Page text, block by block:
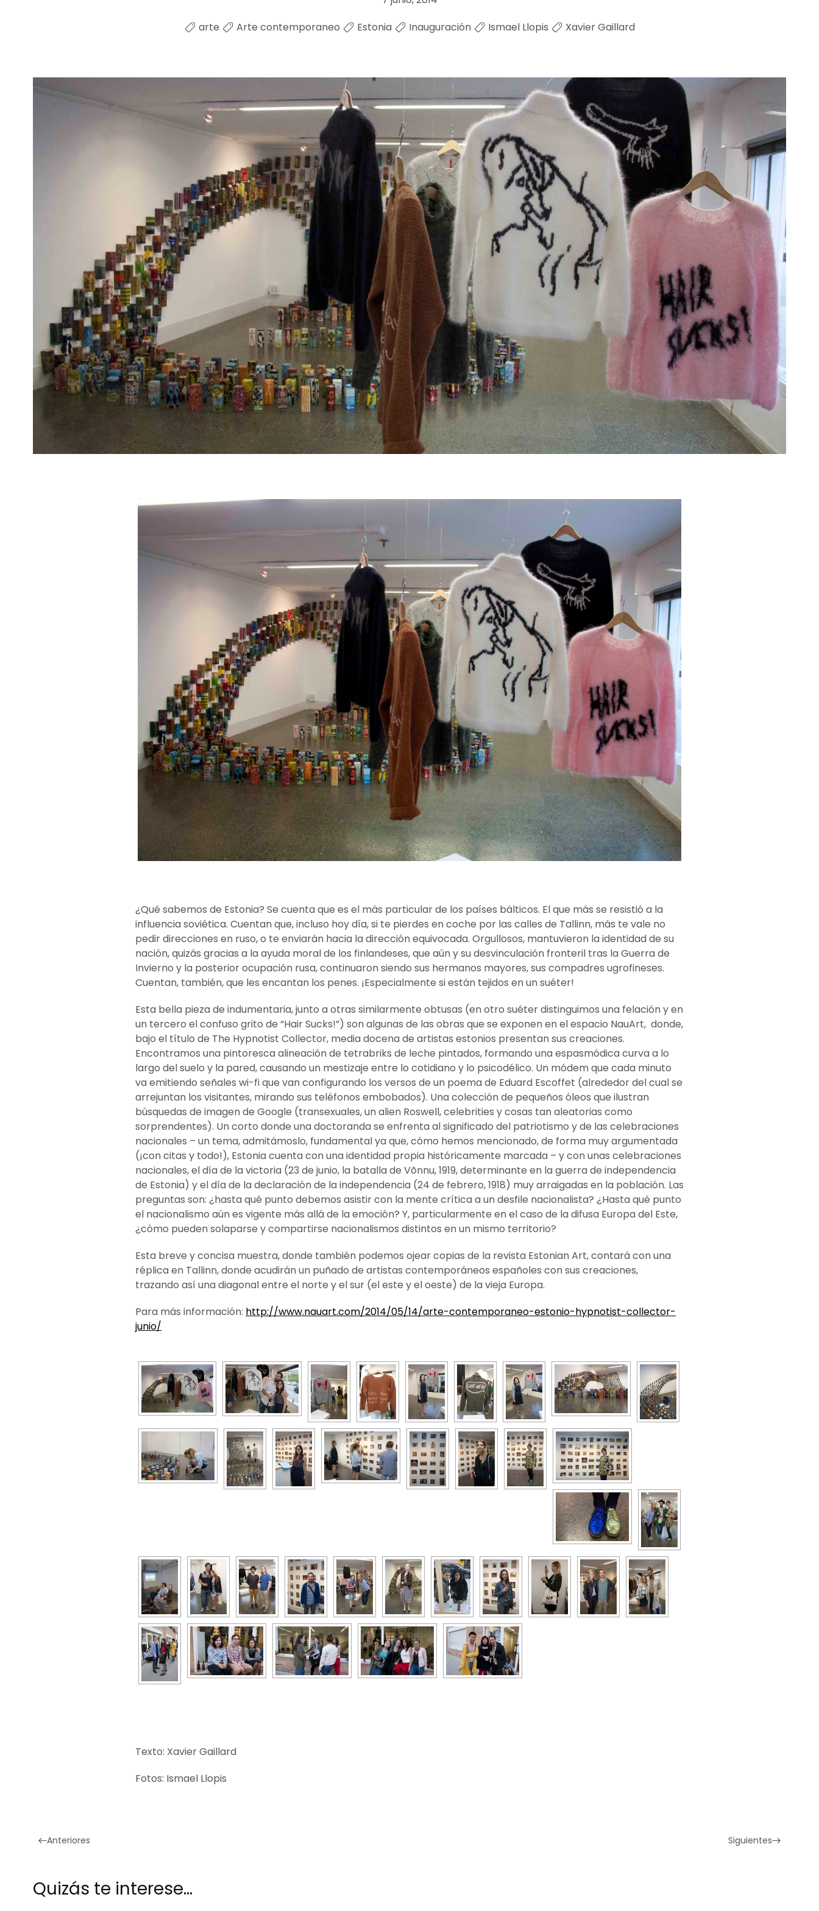
arte
Arte contemporaneo Estonia Inauguración Ismael Llopis Xavier Gaillard
¿Qué sabemos de Estonia? Se cuenta que es el más particular de los países bálticos. El que más se resistió a la
influencia soviética. Cuentan que, incluso hoy día, si te pierdes en coche por las calles de Tallinn, más te vale no
pedir direcciones en ruso, o te enviarán hacia la dirección equivocada. Orgullosos, mantuvieron la identidad de su
nación, quizás gracias a la ayuda moral de los finlandeses, que aún y su desvinculación fronteril tras la Guerra de
Invierno y la posterior ocupación rusa, continuaron siendo sus hermanos mayores, sus compadres ugrofineses.
Cuentan, también, que les encantan los penes. ¡Especialmente si están tejidos en un suéter!
Esta bella pieza de indumentaria, junto a otras similarmente obtusas (en otro suéter distinguimos una felación y en
un tercero el confuso grito de “Hair Sucks!”) son algunas de las obras que se exponen en el espacio NauArt, donde,
bajo el título de The Hypnotist Collector, media docena de artistas estonios presentan sus creaciones.
Encontramos una pintoresca alineación de tetrabriks de leche pintados, formando una espasmódica curva a lo
largo del suelo y la pared, causando un mestizaje entre lo cotidiano y lo psicodélico. Un módem que cada minuto
va emitiendo señales wi-fi que van configurando los versos de un poema de Eduard Escoffet (alrededor del cual se
arrejuntan los visitantes, mirando sus teléfonos embobados). Una colección de pequeños óleos que ilustran
búsquedas de imagen de Google (transexuales, un alien Roswell, celebrities y cosas tan aleatorias como
sorprendentes). Un corto donde una doctoranda se enfrenta al significado del patriotismo y de las celebraciones
nacionales – un tema, admitámoslo, fundamental ya que, cómo hemos mencionado, de forma muy argumentada
(¡con citas y todo!), Estonia cuenta con una identidad propia históricamente marcada – y con unas celebraciones
nacionales, el día de la victoria (23 de junio, la batalla de Võnnu, 1919, determinante en la guerra de independencia
de Estonia) y el día de la declaración de la independencia (24 de febrero, 1918) muy arraigadas en la población. Las
preguntas son: ¿hasta qué punto debemos asistir con la mente crítica a un desfile nacionalista? ¿Hasta qué punto
el nacionalismo aún es vigente más allá de la emoción? Y, particularmente en el caso de la difusa Europa del Este,
¿cómo pueden solaparse y compartirse nacionalismos distintos en un mismo territorio?
Esta breve y concisa muestra, donde también podemos ojear copias de la revista Estonian Art, contará con una
réplica en Tallinn, donde acudirán un puñado de artistas contemporáneos españoles con sus creaciones,
trazando así una diagonal entre el norte y el sur (el este y el oeste) de la vieja Europa.
Para más información: http://www.nauart.com/2014/05/14/arte-contemporaneo-estonio-hypnotist-collector-
junio/
Texto: Xavier Gaillard
Fotos: Ismael Llopis
Anteriores Siguientes
Quizás te interese…